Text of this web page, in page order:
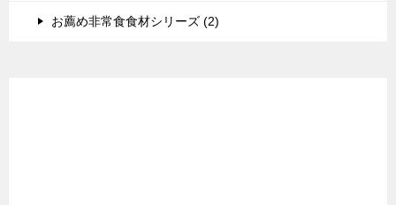
お薦め非常食食材シリーズ (2)